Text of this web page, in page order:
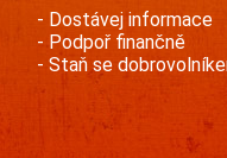
Dostávej informace
Podpoř finančně
Staň se